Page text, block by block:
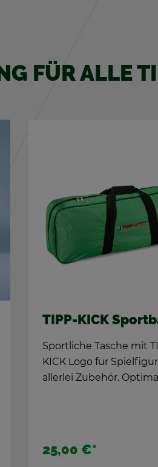
FÜR ALLE
TIPP-KICK
Sport­li­che Ta­sche mit
KICK Logo für
al­ler­lei Zu­be­hör.
25,00 €*